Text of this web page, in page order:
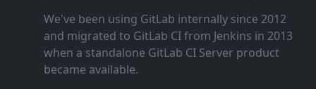
We've been using GitLab internally since 2012
and migrated to GitLab CI from Jenkins in 2013
when a standalone GitLab CI Server product
became available.